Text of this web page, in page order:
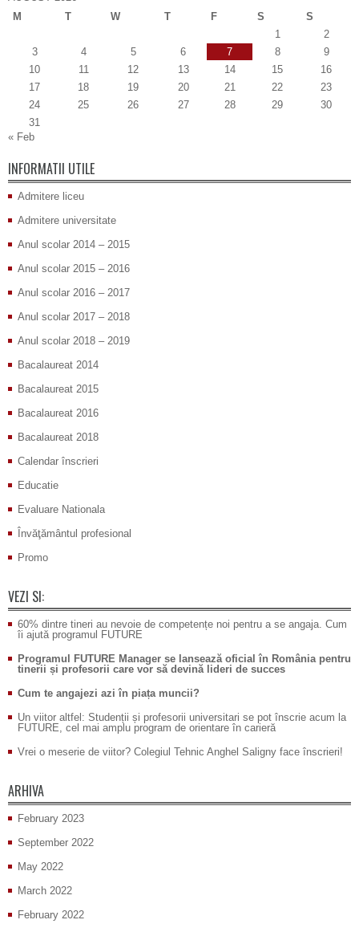
M
T W T F S
S
1
2
3
4 5 6 7 8
9
10
11 12 13 14 15
16
17
18 19 20 21 22
23
24
25 26 27 28 29
30
31
« Feb
INFORMATII UTILE
Admitere liceu
Admitere universitate
Anul scolar 2014 – 2015
Anul scolar 2015 – 2016
Anul scolar 2016 – 2017
Anul scolar 2017 – 2018
Anul scolar 2018 – 2019
Bacalaureat 2014
Bacalaureat 2015
Bacalaureat 2016
Bacalaureat 2018
Calendar înscrieri
Educatie
Evaluare Nationala
Învăţământul profesional
Promo
VEZI SI:
60% dintre tineri au nevoie de competențe noi pentru a se angaja. Cum
îi ajută programul FUTURE
Programul FUTURE Manager se lansează oficial în România pentru
tinerii și profesorii care vor să devină lideri de succes
Cum te angajezi azi în piața muncii?
Un viitor altfel: Studenții și profesorii universitari se pot înscrie acum la
FUTURE, cel mai amplu program de orientare în carieră
Vrei o meserie de viitor? Colegiul Tehnic Anghel Saligny face înscrieri!
ARHIVA
February 2023
September 2022
May 2022
March 2022
February 2022